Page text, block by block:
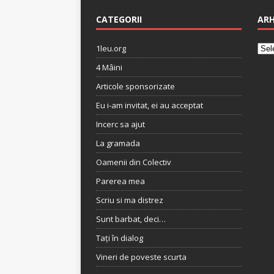
CATEGORII
1leu.org
4 Mâini
Articole sponsorizate
Eu i-am invitat, ei au acceptat
Incerc sa ajut
La gramada
Oamenii din Colectiv
Parerea mea
Scriu si ma distrez
Sunt barbat, deci…
Tați în dialog
Vineri de poveste scurta